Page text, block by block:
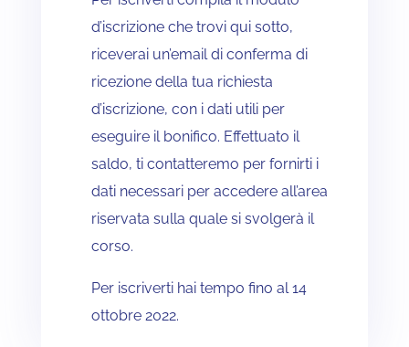
d’iscrizione che trovi qui sotto,
riceverai un’email di conferma di
ricezione della tua richiesta
d’iscrizione, con i dati utili per
eseguire il bonifico. Effettuato il
saldo, ti contatteremo per fornirti i
dati necessari per accedere all’area
riservata sulla quale si svolgerà il
corso.
Per iscriverti hai tempo fino al 14
ottobre 2022.